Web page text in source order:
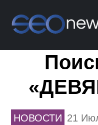
НОВОСТИ 21